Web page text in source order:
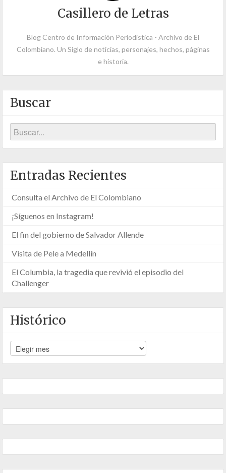
Casillero de Letras
Blog Centro de Información Periodística - Archivo de El
Colombiano. Un Siglo de noticias, personajes, hechos, páginas
e historia.
Buscar
Entradas Recientes
Consulta el Archivo de El Colombiano
¡Síguenos en Instagram!
El fin del gobierno de Salvador Allende
Visita de Pele a Medellín
El Columbia, la tragedia que revivió el episodio del
Challenger
Histórico